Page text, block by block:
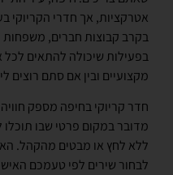
אטרקציות, אך חדרי הקריוקי
בקרב קבוצות חברים, משפחות
בפעילות שיכולה להתאים
מקצועיים ובין אם סתם רוצים
חדר קריוקי בחיפה מספק
מדובר במקום פרטי שבו
ללא לחץ או מבטים מהקהל.
לבחור שירים לפי טעמכם